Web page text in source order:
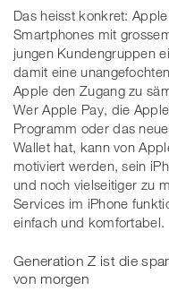
Das heisst konkret:
Smartphones mit
jungen Kundengruppen
damit eine
Apple den Zugang zu
Wer Apple Pay, die
Programm oder das
Wallet hat, kann von
motiviert werden, sein
und noch vielseitiger zu
Services im iPhone
einfach und komfortabel.
Generation Z ist die
von morgen